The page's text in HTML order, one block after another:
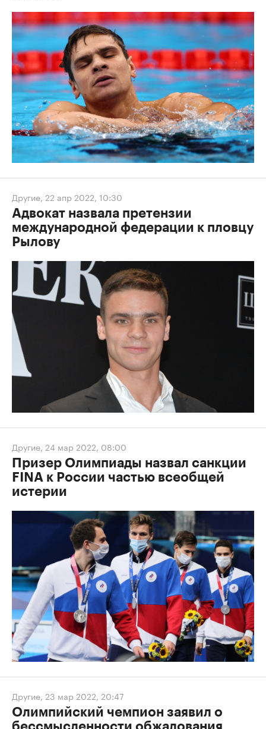
Другие, 22 апр 2022, 10:30
Адвокат назвала претензии
международной федерации к пловцу
Рылову
Другие, 24 мар 2022, 08:00
Призер Олимпиады назвал санкции
FINA к России частью всеобщей
истерии
Другие, 23 мар 2022, 20:47
Олимпийский чемпион заявил о